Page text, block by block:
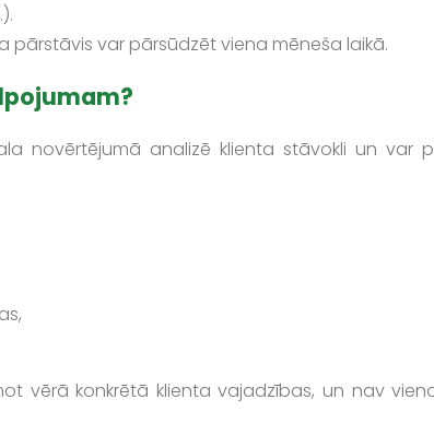
pārstāvis var pārsūdzēt viena mēneša laikā.
novērtējumā analizē klienta stāvokli un var
vērā konkrētā klienta vajadzības, un nav